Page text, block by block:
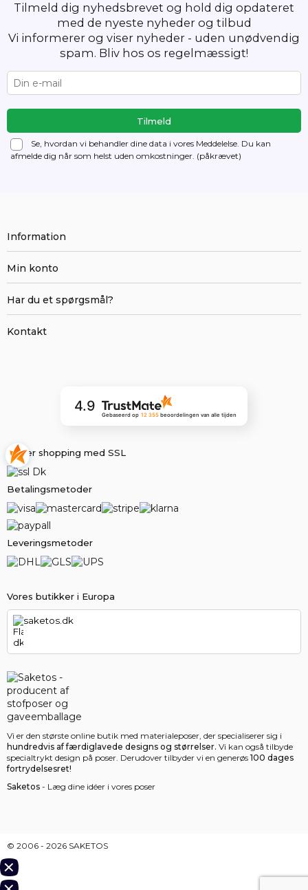
Tilmeld dig nyhedsbrevet og hold dig opdateret
med de nyeste nyheder og tilbud
Vi informerer og viser nyheder - uden unødvendig
spam. Bliv hos os regelmæssigt!
Se, hvordan vi behandler dine data i vores Meddelelse. Du kan
afmelde dig når som helst uden omkostninger. (påkrævet)
Vi er den største online butik med materialeposer, der specialiserer sig i
hundredvis af færdiglavede designs og størrelser. Vi kan også tilbyde
specialtrykt design på poser. Derudover tilbyder vi en generøs 100 dages
fortrydelsesret!
Saketos - Læg dine idéer i vores poser
Vores butikker i Europa
saketos.dk
Information
Min konto
Har du et spørgsmål?
Kontakt
4.9
Gebaseerd op 12 355 beoordelingenvan alle tijden
Sikker shopping med SSL
Betalingsmetoder
Leveringsmetoder
© 2006 - 2026 SAKETOS